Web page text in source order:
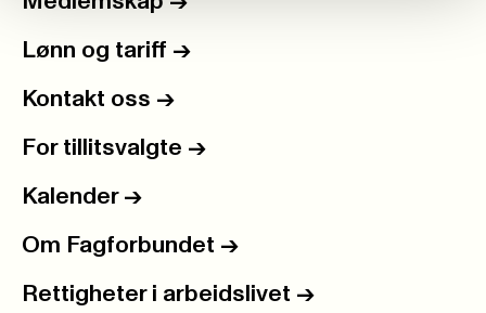
Lønn og tariff ->
Kontakt oss ->
For tillitsvalgte ->
Kalender ->
Om Fagforbundet ->
Rettigheter i arbeidslivet ->